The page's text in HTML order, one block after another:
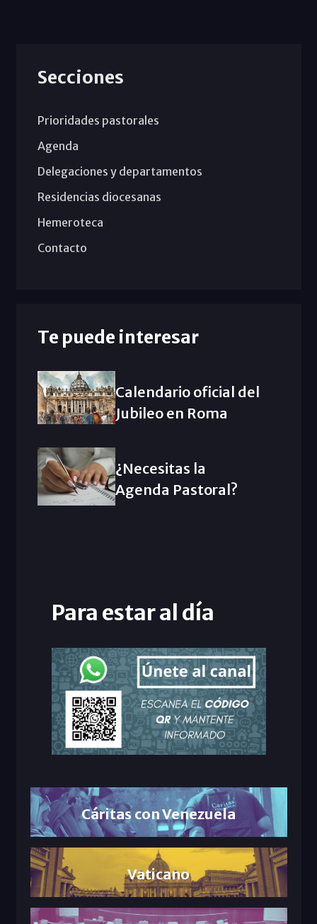
Secciones
Prioridades pastorales
Agenda
Delegaciones y departamentos
Residencias diocesanas
Hemeroteca
Contacto
Te puede interesar
Calendario oficial del
Jubileo en Roma
¿Necesitas la
Agenda Pastoral?
Para estar al día
Cáritas con Venezuela
Vaticano